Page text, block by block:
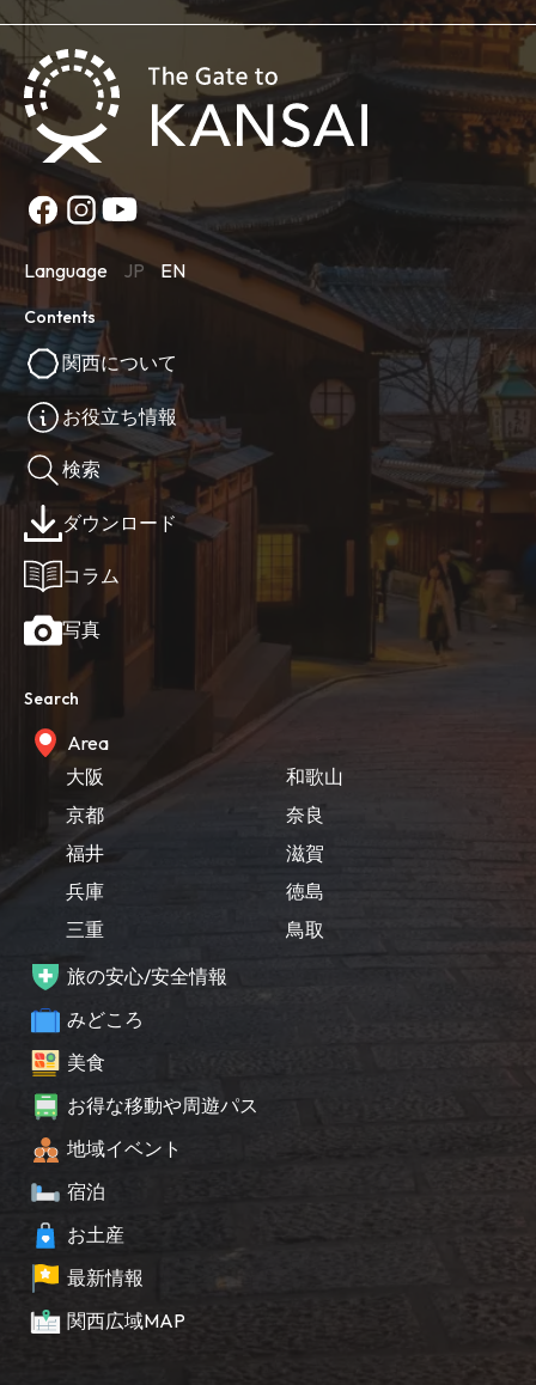
Language JP EN
Contents
関西について
お役立ち情報
検索
ダウンロード
コラム
写真
Search
Area
大阪
京都
福井
兵庫
三重
和歌山
奈良
滋賀
徳島
鳥取
旅の安心/安全情報
みどころ
美食
お得な移動や周遊パス
地域イベント
宿泊
お土産
最新情報
関西広域MAP